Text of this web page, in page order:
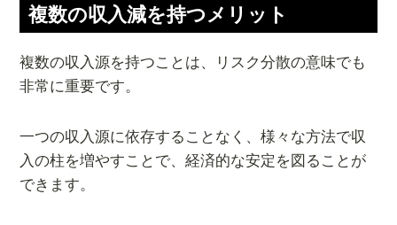
複数の収入減を持つメリット
複数の収入源を持つことは、リスク分散の意味でも
非常に重要です。
一つの収入源に依存することなく、様々な方法で収
入の柱を増やすことで、経済的な安定を図ることが
できます。